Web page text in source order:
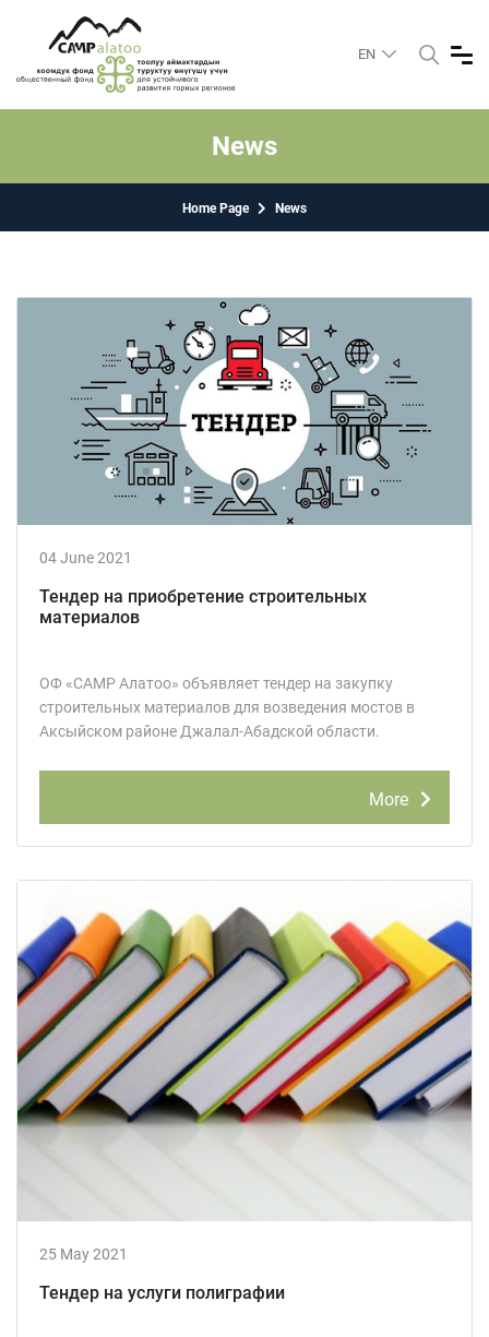
EN
News
Home Page News
04 June 2021
Тендер на приобретение строительных
материалов
ОФ «САМР Алатоо» объявляет тендер на закупку
строительных материалов для возведения мостов в
Аксыйском районе Джалал-Абадской области.
More
25 May 2021
Тендер на услуги полиграфии